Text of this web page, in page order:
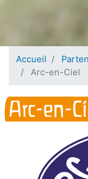
Accueil
Arc-en-Ciel
Arc-en-